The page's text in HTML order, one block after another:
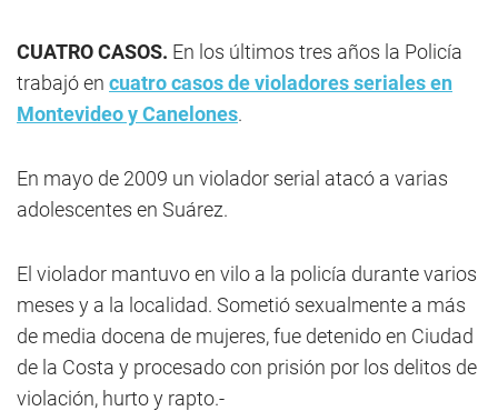
CUATRO CASOS. En los últimos tres años la Policía
trabajó en cuatro casos de violadores seriales en
Montevideo y Canelones.
En mayo de 2009 un violador serial atacó a varias
adolescentes en Suárez.
El violador mantuvo en vilo a la policía durante varios
meses y a la localidad. Sometió sexualmente a más
de media docena de mujeres, fue detenido en Ciudad
de la Costa y procesado con prisión por los delitos de
violación, hurto y rapto.-